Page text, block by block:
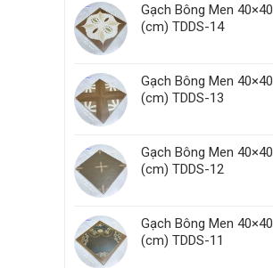
Gạch Bông Men 40×40
(cm) TDDS-14
Gạch Bông Men 40×40
(cm) TDDS-13
Gạch Bông Men 40×40
(cm) TDDS-12
Gạch Bông Men 40×40
(cm) TDDS-11